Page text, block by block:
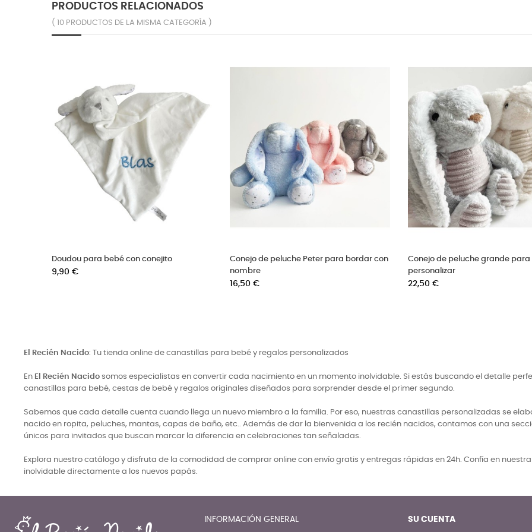
PRODUCTOS RELACIONADOS
( 10 PRODUCTOS DE LA MISMA CATEGORÍA )
Peluche térmico para bebés y niños
Precio
24,50 €
Conejo de peluche super suave
Precio
16,50 €
Muñeca Mini Angela
Precio
9,90 €
El Recién Nacido: Tu tienda online de canastillas para bebé y regalos personalizados
En El Recién Nacido somos especialistas en convertir cada nacimiento en un momento inolvidable. Si estás buscando el detalle
canastillas para bebé, cestas de bebé y regalos originales diseñados para sorprender desde el primer segundo.
Sabemos que cada detalle cuenta cuando llega un nuevo miembro a la familia. Por eso, nuestras canastillas personalizadas se
nacido en ropita, peluches, mantas, capas de baño, etc.. Además de dar la bienvenida a los recién nacidos, contamos con una
únicos para invitados que buscan marcar la diferencia en celebraciones tan señaladas.
Explora nuestro catálogo y disfruta de la comodidad de comprar online con envío gratis y entregas rápidas en 24h. Confía en
inolvidable directamente a los nuevos papás.
INFORMACIÓN GENERAL SU CUENTA